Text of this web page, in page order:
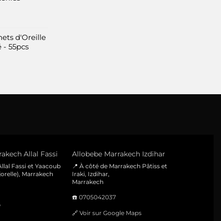
d'Oreille
- 55pcs
Allal Fassi
Fassi et Yaacoub
Marrakech
Allobebe Marrakech Izdihar
📍 À côté de Marrakech Pâtiss et
Iraki, Izdihar,
Marrakech
☎️ 0705042037
🔗 Voir sur Google Maps